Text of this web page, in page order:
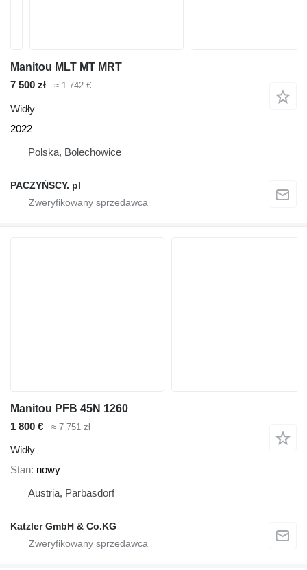
Manitou MLT MT MRT
7 500 zł
≈ 1 742 €
Widły
2022
Polska, Bolechowice
PACZYŃSCY. pl
Manitou PFB 45N 1260
1 800 €
≈ 7 751 zł
Widły
Stan nowy
Austria, Parbasdorf
Katzler GmbH & Co.KG